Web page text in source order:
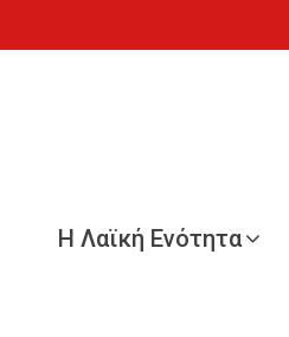
Η Λαϊκή Ενότητα